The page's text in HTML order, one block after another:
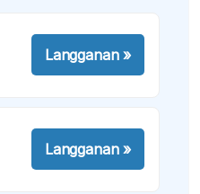
Langganan»
Langganan»